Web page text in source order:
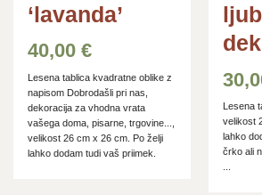
‘lavanda’
40,00€
Lesena tablica kvadratne oblike z
napisom Dobrodašli pri nas,
dekoracija za vhodna vrata
vašega doma, pisarne, trgovine...,
velikost 26 cm x 26 cm. Po želji
lahko dodam tudi vaš priimek.
Lesena
velikost
lahko
črko ali